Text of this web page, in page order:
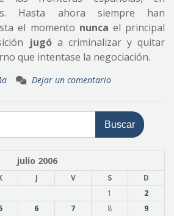
Hasta ahora siempre han
el momento nunca el principal
jugóa criminalizar y quitar
que intentase la negociación.
Dejar un comentario
julio 2006
J V S
D
1
2
6 7 8 9